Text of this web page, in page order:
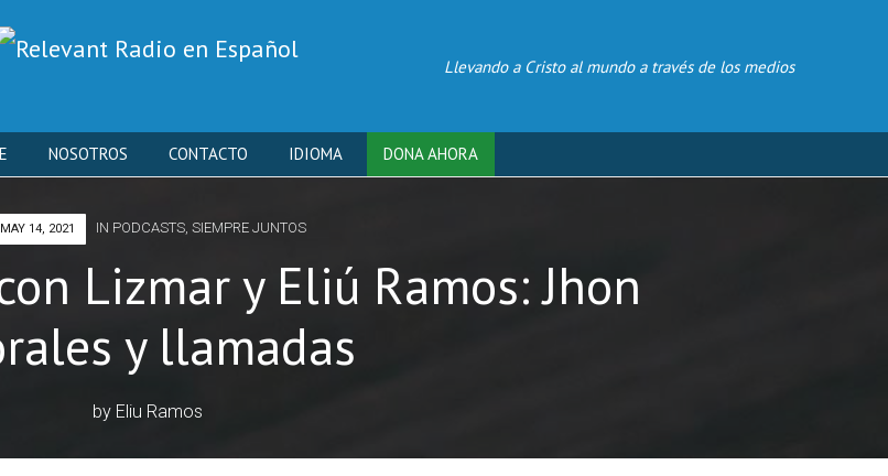
Llevando a Cristo al mundo a través de los medios
Skip
content
NOSOTROS CONTACTO IDIOMA DONA AHORA
MAY 14, 2021 IN PODCASTS, SIEMPRE JUNTOS
Lizmar y Eliú Ramos: Jhon
y llamadas
by Eliu Ramos